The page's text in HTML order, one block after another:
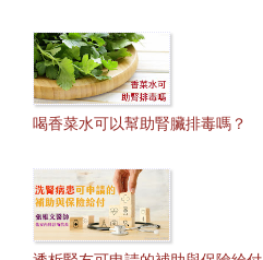
喝香菜水可以幫助腎臟排毒嗎？